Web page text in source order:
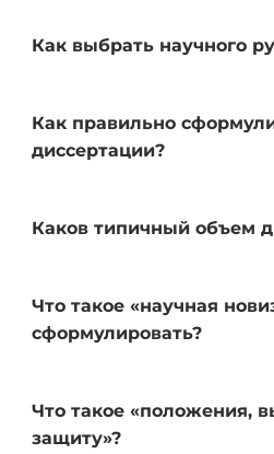
Как выбрать научного
Как правильно
диссертации?
Каков типичный объем
Что такое «научная
сформулировать?
Что такое «положения,
защиту»?